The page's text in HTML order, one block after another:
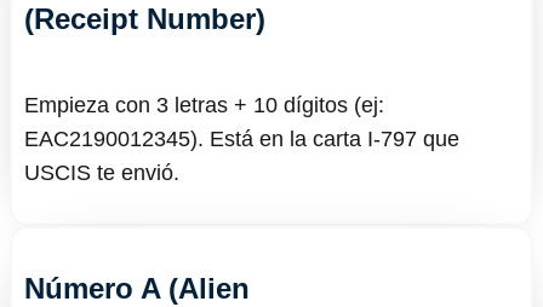
(Receipt Number)
Empieza con 3 letras + 10 dígitos (ej:
EAC2190012345). Está en la carta I-797 que
USCIS te envió.
Número A (Alien